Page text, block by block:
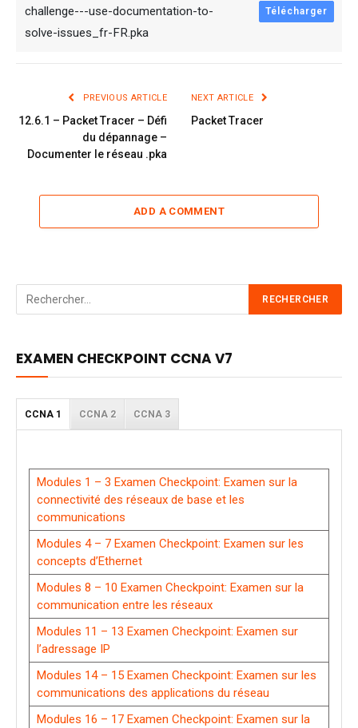
challenge---use-documentation-to-
solve-issues_fr-FR.pka
Télécharger
PREVIOUS ARTICLE
12.6.1 – Packet Tracer – Défi
du dépannage –
Documenter le réseau .pka
NEXT ARTICLE
Packet Tracer
ADD A COMMENT
EXAMEN CHECKPOINT CCNA V7
CCNA 1 CCNA 2 CCNA 3
Modules 1 – 3 Examen Checkpoint: Examen sur la
connectivité des réseaux de base et les
communications
Modules 4 – 7 Examen Checkpoint: Examen sur les
concepts d’Ethernet
Modules 8 – 10 Examen Checkpoint: Examen sur la
communication entre les réseaux
Modules 11 – 13 Examen Checkpoint: Examen sur
l’adressage IP
Modules 14 – 15 Examen Checkpoint: Examen sur les
communications des applications du réseau
Modules 16 – 17 Examen Checkpoint: Examen sur la